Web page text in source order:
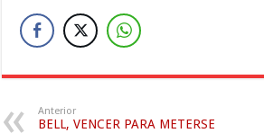
Anterior
BELL, VENCER PARA METERSE